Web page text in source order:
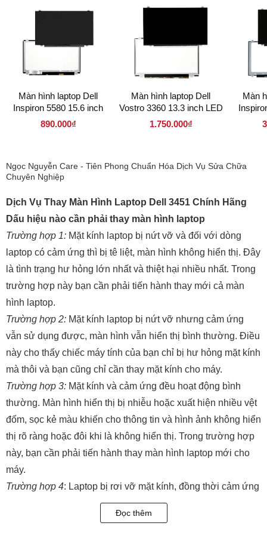
Màn hình laptop Dell
Inspiron 5580 15.6 inch
LED Mỏng 30 pin (
890.000₫
Màn hình laptop Dell
Vostro 3360 13.3 inch LED
Mỏng 30 pin ( 133LM30P
1.750.000₫
Màn
Ngọc Nguyễn Care - Tiên Phong Chuẩn Hóa Dịch Vụ Sửa Chữa
Chuyên Nghiệp
Dịch Vụ Thay Màn Hình Laptop Dell 3451 Chính Hãng
Dấu hiệu nào cần phải thay màn hình laptop
Trường hợp 1: Mặt kính laptop bị nứt vỡ và đối với dòng
laptop có cảm ứng thì bị tê liệt, màn hình không hiển thị. Đây
là tình trạng hư hỏng lớn nhất và thiệt hại nhiều nhất. Trong
trường hợp này bạn cần phải tiến hành thay mới cả màn
hình laptop.
Trường hợp 2: Mặt kính laptop bị nứt vỡ nhưng cảm ứng
vẫn sử dụng được, màn hình vẫn hiển thị bình thường. Điều
này cho thấy chiếc máy tính của bạn chỉ bị hư hỏng mặt kính
mà thôi và bạn cũng chỉ cần thay mặt kính cho máy.
Trường hợp 3: Mặt kính và cảm ứng đều hoạt động bình
thường. Màn hình hiển thị bị nhiễu hoặc xuất hiện nhiều vệt
đốm, sọc kẻ màu khiến cho thông tin và hình ảnh không hiển
thị rõ ràng hoặc đôi khi là không hiển thị. Trong trường hợp
này, bạn cần phải tiến hành thay màn hình laptop mới cho
máy.
Trường hợp 4: Laptop bị rơi vỡ mặt kính, đồng thời cảm ứng
không thể sử dụng. Thế nhưng, màn hình vẫn có thể hiển
thị. Ở trường hợp này bạn cần phải thay bộ mặt kính cảm
Đọc thêm